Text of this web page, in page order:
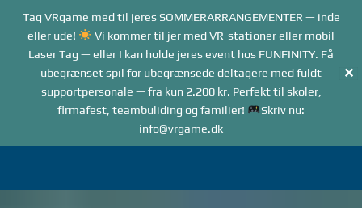
Tag VRgame med til jeres SOMMERARRANGEMENTER — inde
eller ude!
Vi kommer til jer med VR-stationer eller mobil
Laser Tag — eller I kan holde jeres event hos FUNFINITY. Få
ubegrænset spil for ubegrænsede deltagere med fuldt
supportpersonale — fra kun 2.200 kr. Perfekt til skoler,
firmafest, teambuliding og familier!
Skriv nu:
info@vrgame.dk
✕
indhold
Menu